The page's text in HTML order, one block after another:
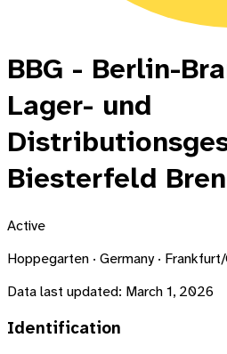
BBG - Berlin-
Lager- und
Biesterfeld
Active
Hoppegarten · Germany ·
Data last updated: March 1, 2026
Identification